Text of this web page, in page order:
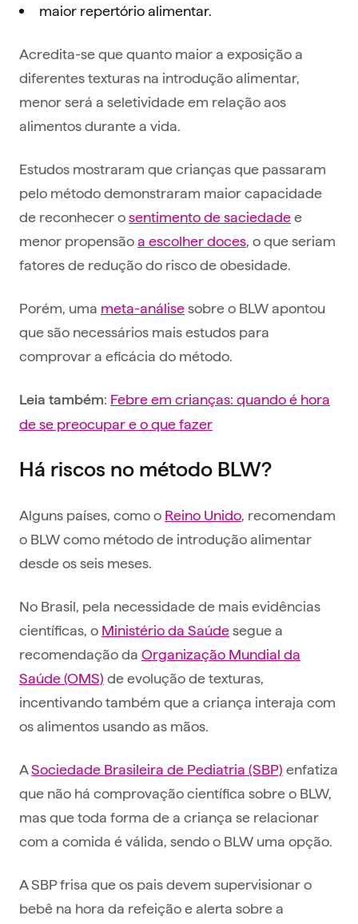
maior repertório alimentar.
Acredita-se que quanto maior a exposição a
diferentes texturas na introdução alimentar,
menor será a seletividade em relação aos
alimentos durante a vida.
Estudos mostraram que crianças que passaram
pelo método demonstraram maior capacidade
de reconhecer osentimento de saciedadee
menor propensãoa escolher doces, o que seriam
fatores de redução do risco de obesidade.
Porém, uma meta-análisesobre o BLW apontou
que são necessários mais estudos para
comprovar a eficácia do método.
Leia também: Febre em crianças: quando é hora
de se preocupar e o que fazer
Há riscos no método BLW?
Alguns países, como o Reino Unido, recomendam
o BLW como método de introdução alimentar
desde os seis meses.
No Brasil, pela necessidade de mais evidências
científicas, o Ministério da Saúdesegue a
recomendação da Organização Mundial da
Saúde (OMS) de evolução de texturas,
incentivando também que a criança interaja com
os alimentos usando as mãos.
ASociedade Brasileira de Pediatria (SBP) enfatiza
que não há comprovação científica sobre o BLW,
mas que toda forma de a criança se relacionar
com a comida é válida, sendo o BLW uma opção.
A SBP frisa que os pais devem supervisionar o
bebê na hora da refeição e alerta sobre a